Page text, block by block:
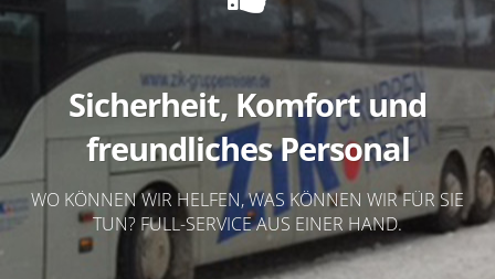
Sicherheit, Komfort und
freundliches Personal
WO KÖNNEN WIR HELFEN, WAS KÖNNEN WIR FÜR SIE
TUN? FULL-SERVICE AUS EINER HAND.